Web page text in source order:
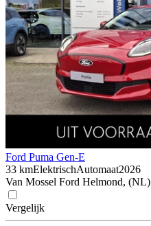
Ford Puma Gen-E
33 kmElektrischAutomaat2026
Van Mossel Ford Helmond, (NL)
Vergelijk